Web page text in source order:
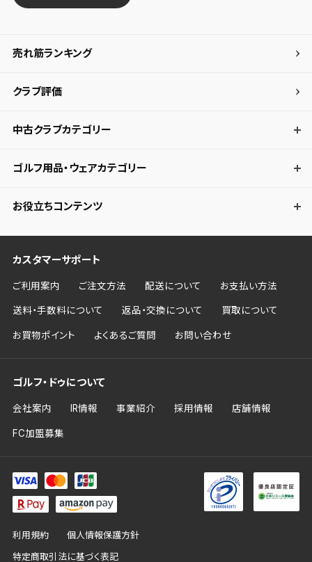
売れ筋ランキング
クラブ評価
中古クラブカテゴリー
ゴルフ用品・ウェアカテゴリー
お役立ちコンテンツ
カスタマーサポート
ご利用案内 ご注文方法 配送について お支払い方法
送料・手数料について 返品・交換について 買取について
お買物ポイント よくあるご質問 お問い合わせ
ゴルフ・ドゥについて
会社案内 IR情報 事業紹介 採用情報 店舗情報
FC加盟募集
利用規約 個人情報保護方針
特定商取引法に基づく表記